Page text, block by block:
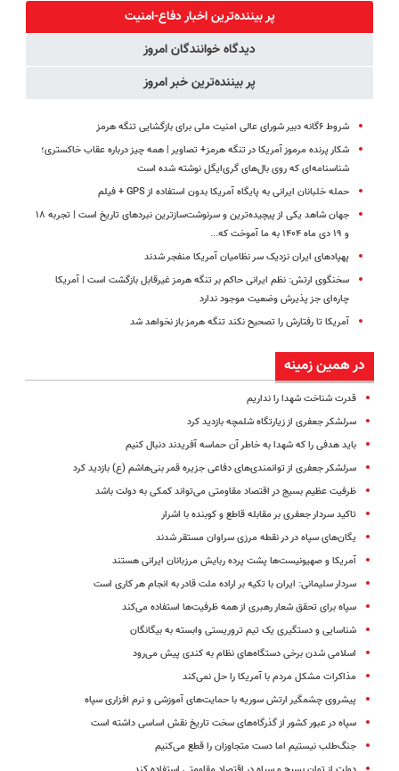
جراحی و قرص
(پرسشنامه)
ساخت!!!
پر بیننده‌ترین اخبار دفاع-امنیت
دیدگاه خوانندگان امروز
پر بیننده‌ترین خبر امروز
شروط ۶گانه دبیر شورای عالی امنیت ملی برای بازگشایی تنگه هرمز
شکار پرنده مرموز آمریکا در تنگه هرمز+ تصاویر | همه چیز درباره عقاب خاکستری؛
شناسنامه‌ای که روی بال‌های گری‌ایگل نوشته شده است
حمله خلبانان ایرانی به پایگاه آمریکا بدون استفاده از GPS + فیلم
جهان شاهد یکی از پیچیده‌ترین و سرنوشت‌سازترین نبردهای تاریخ است | تجربه ۱۸
و ۱۹ دی ماه ۱۴۰۴ به ما آموخت که...
پهپادهای ایران نزدیک سر نظامیان آمریکا منفجر شدند
سخنگوی ارتش: نظم ایرانی حاکم بر تنگه هرمز غیرقابل بازگشت است | آمریکا
چاره‌ای جز پذیرش وضعیت موجود ندارد
آمریکا تا رفتارش را تصحیح نکند تنگه هرمز باز نخواهد شد
در همین زمینه
قدرت شناخت شهدا را نداریم
سرلشکر جعفری از زیارتگاه شلمچه بازدید کرد
باید هدفی را که شهدا به خاطر آن حماسه آفریدند دنبال کنیم
سرلشکر جعفری از توانمندی‌های دفاعی جزیره قمر بنی‌هاشم (ع) بازدید کرد
ظرفیت عظیم بسیج در اقتصاد مقاومتی می‌تواند کمکی به دولت باشد
تاکید سردار جعفری بر مقابله قاطع و کوبنده با اشرار
یگان‌های سپاه در در نقطه مرزی سراوان مستقر شدند
آمریکا و صهیونیست‌ها پشت پرده ربایش مرزبانان ایرانی هستند
سردار سلیمانی: ایران با تکیه بر اراده ملت قادر به انجام هر کاری است
سپاه برای تحقق شعار رهبری از همه ظرفیت‌ها استفاده می‌کند
شناسایی و دستگیری یک تیم تروریستی وابسته به بیگانگان
اسلامی شدن برخی دستگاه‌های نظام به کندی پیش می‌رود
مذاکرات مشکل مردم با آمریکا را حل نمی‌کند
پیشروی چشمگیر ارتش سوریه با حمایت‌های آموزشی و نرم افزاری سپاه
سپاه در عبور کشور از گذرگاه‌های سخت تاریخ نقش اساسی داشته است
جنگ‌طلب نیستیم اما دست متجاوزان را قطع می‌کنیم